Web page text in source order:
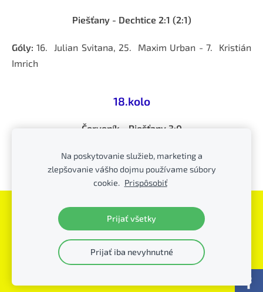
Piešťany - Dechtice 2:1 (2:1)
Góly:16. Julian Svitana, 25. Maxim Urban - 7. Kristián
Imrich
18.kolo
Červeník - Piešťany 3:0
Kontumovaný zápas
Súbory cookie
PFK Piešťany© - všetky práva vyhradené
Na poskytovanie služieb, marketing a
zlepšovanie vášho dojmu používame súbory
cookie. Prispôsobiť
Prijať všetky
Prijať iba nevyhnutné